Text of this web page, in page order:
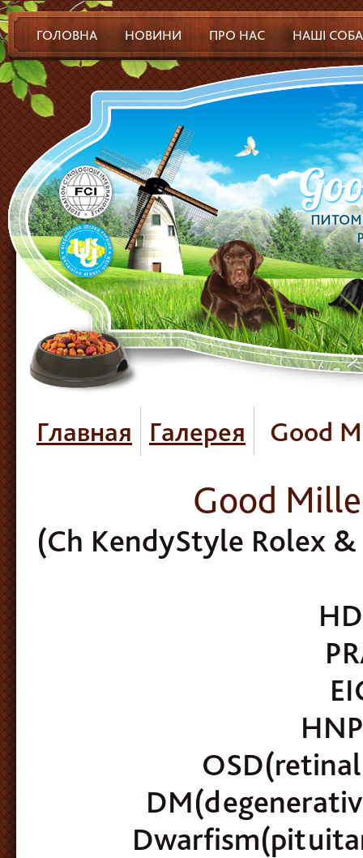
ГОЛОВНА НОВИНИ ПРО НАС НАШІ
Главная Галерея Good
Good
(Ch KendyStyle Rolex